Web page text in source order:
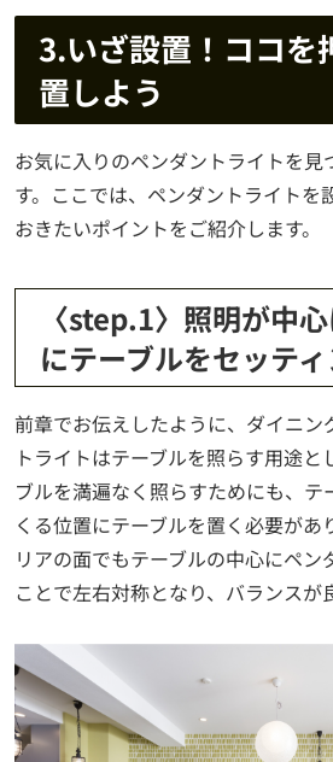
3.いざ設置！ココを
置しよう
お気に入りのペンダントライトを見
す。ここでは、ペンダントライトを
おきたいポイントをご紹介します。
〈step.1〉照明が中
にテーブルをセッテ
前章でお伝えしたように、ダイニン
トライトはテーブルを照らす用途と
ブルを満遍なく照らすためにも、テ
くる位置にテーブルを置く必要があ
リアの面でもテーブルの中心にペン
ことで左右対称となり、バランスが